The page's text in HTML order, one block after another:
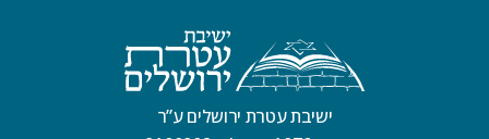
ישיבת עטרת ירושלים ע”ר